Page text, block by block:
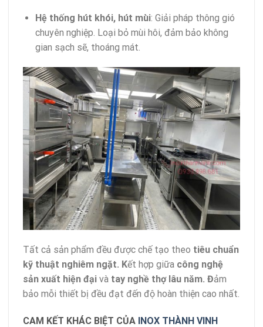
Hệ thống hút khói, hút mùi: Giải pháp thông gió
chuyên nghiệp. Loại bỏ mùi hôi, đảm bảo không
gian sạch sẽ, thoáng mát.
Tất cả sản phẩm đều được chế tạo theo tiêu chuẩn
kỹ thuật nghiêm ngặt. Kết hợp giữa công nghệ
sản xuất hiện đại và tay nghề thợ lâu năm. Đảm
bảo mỗi thiết bị đều đạt đến độ hoàn thiện cao nhất.
CAM KẾT KHÁC BIỆT CỦA INOX THÀNH VINH